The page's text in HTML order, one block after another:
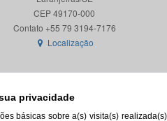
privacidade
básicas sobre a(s) visita(s)
CEP 49170-000
Localização